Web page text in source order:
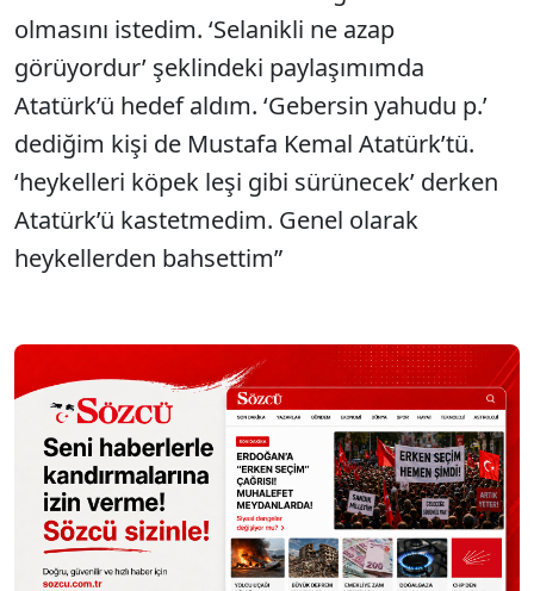
olmasını istedim. ‘Selanikli ne azap
görüyordur’ şeklindeki paylaşımımda
Atatürk’ü hedef aldım. ‘Gebersin yahudu p.’
dediğim kişi de Mustafa Kemal Atatürk’tü.
‘heykelleri köpek leşi gibi sürünecek’ derken
Atatürk’ü kastetmedim. Genel olarak
heykellerden bahsettim”